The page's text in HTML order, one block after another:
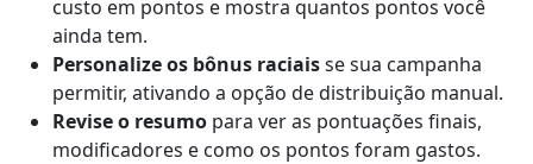
custo em pontos e mostra quantos pontos você
ainda tem.
Personalize os bônus raciaisse sua campanha
permitir, ativando a opção de distribuição manual.
Revise o resumo para ver as pontuações finais,
modificadores e como os pontos foram gastos.